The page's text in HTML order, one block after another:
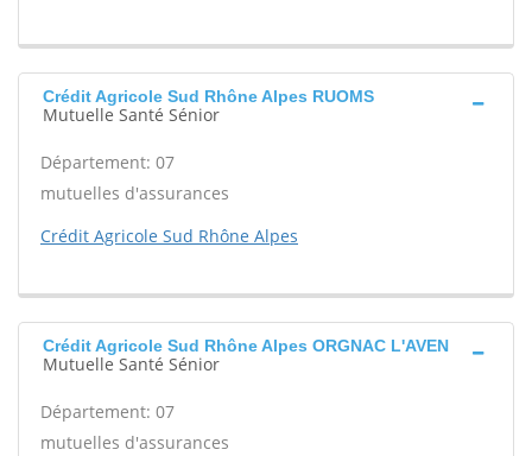
Crédit Agricole Sud Rhône Alpes RUOMS
Mutuelle Santé Sénior
Département: 07
mutuelles d'assurances
Crédit Agricole Sud Rhône Alpes
Crédit Agricole Sud Rhône Alpes ORGNAC L'AVEN
Mutuelle Santé Sénior
Département: 07
mutuelles d'assurances